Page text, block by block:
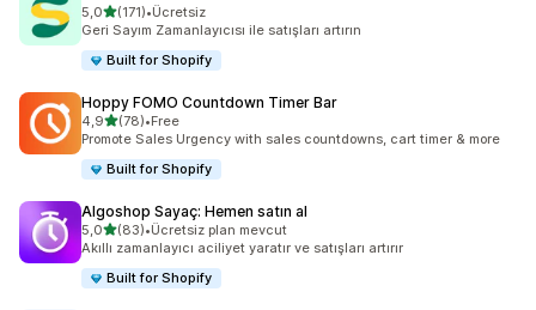
5,05 yıldız üzerinden
(171)
toplam 171 değerlendirme
•Ücretsiz
Geri Sayım Zamanlayıcısı ile satışları artırın
Built for Shopify
Hoppy FOMO Countdown Timer Bar
4,95 yıldız üzerinden
(78)
toplam 78 değerlendirme
•Free
Promote Sales Urgency with sales countdowns, cart timer & more
Built for Shopify
Algoshop Sayaç: Hemen satın al
5,05 yıldız üzerinden
(83)
toplam 83 değerlendirme
•Ücretsiz plan mevcut
Akıllı zamanlayıcı aciliyet yaratır ve satışları artırır
Built for Shopify